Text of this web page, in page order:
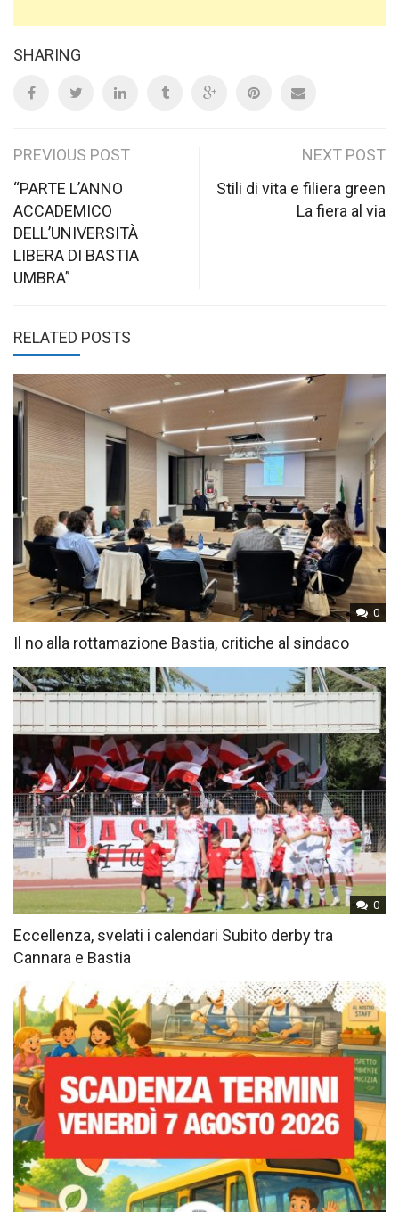
SHARING
Post
navigation
PREVIOUS POST
“PARTE L’ANNO
ACCADEMICO
DELL’UNIVERSITÀ
LIBERA DI BASTIA
UMBRA”
NEXT POST
Stili di vita e filiera green
La fiera al via
RELATED POSTS
0
Il no alla rottamazione Bastia, critiche al sindaco
0
Eccellenza, svelati i calendari Subito derby tra
Cannara e Bastia